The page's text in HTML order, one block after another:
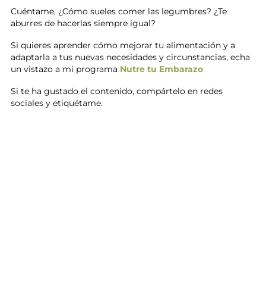
Cuéntame, ¿Cómo sueles comer las legumbres? ¿Te
aburres de hacerlas siempre igual?
Si quieres aprender cómo mejorar tu alimentación y a
adaptarla a tus nuevas necesidades y circunstancias, echa
un vistazo a mi programa Nutre tu Embarazo
Si te ha gustado el contenido, compártelo en redes
sociales y etiquétame.